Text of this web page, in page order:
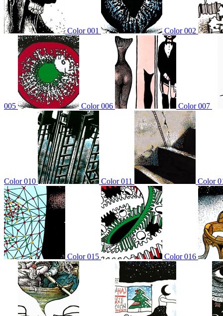
Color 001 Color 002
005 Color 006 Color 007
Color 010 Color 011 Color
Color 015 Color 016